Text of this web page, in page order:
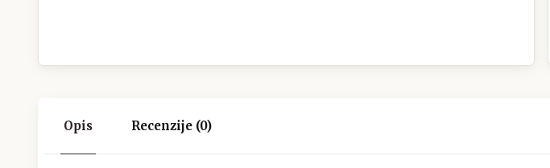
Opis Recenzije (0)